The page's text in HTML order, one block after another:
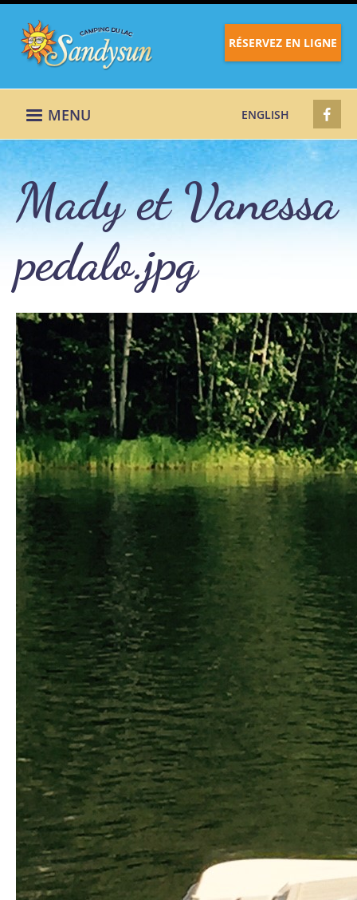
RÉSERVEZ EN LIGNE
MENU ENGLISH
Mady et Vanessa
pedalo.jpg